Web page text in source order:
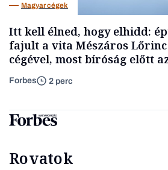
Magyar cégek
Itt kell élned, hogy elhidd:
fajult a vita Mészáros
cégével, most bíróság előtt
Forbes 2 perc
Rovatok